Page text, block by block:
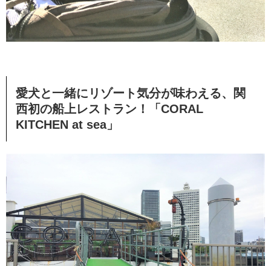
愛犬と一緒にリゾート気分が味わえる、関
西初の船上レストラン！「CORAL
KITCHEN at sea」